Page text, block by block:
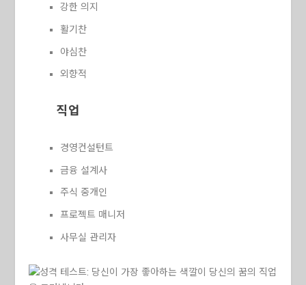
강한 의지
활기찬
야심찬
외향적
직업
경영컨설턴트
금융 설계사
주식 중개인
프로젝트 매니저
사무실 관리자